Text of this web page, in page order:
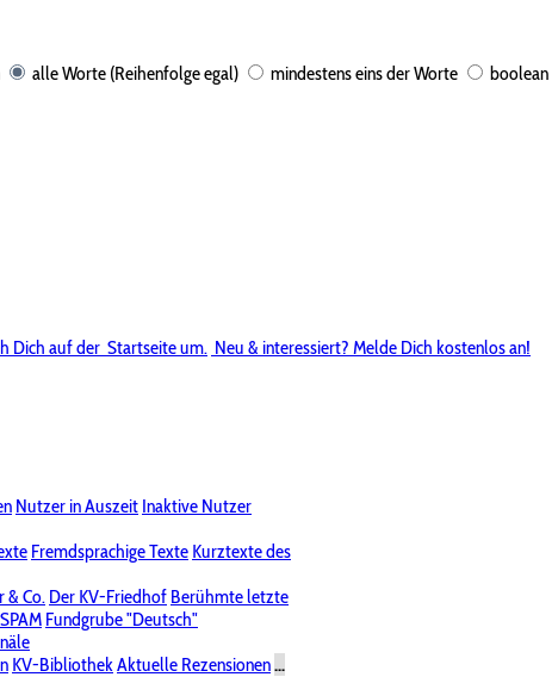
alle Worte (Reihenfolge egal) mindestens eins der Worte boolean
Dich auf der Startseite um. Neu & interessiert? Melde Dich kostenlos an!
Nutzer in Auszeit Inaktive Nutzer
Fremdsprachige Texte Kurztexte des
& Co. Der KV-Friedhof Berühmte letzte
Fundgrube "Deutsch"
KV-BibliothekAktuelle Rezensionen...